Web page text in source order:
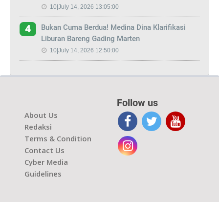
10|July 14, 2026 13:05:00
4
Bukan Cuma Berdua! Medina Dina Klarifikasi
Liburan Bareng Gading Marten
10|July 14, 2026 12:50:00
About Us
Redaksi
Terms & Condition
Contact Us
Cyber Media
Guidelines
Follow us